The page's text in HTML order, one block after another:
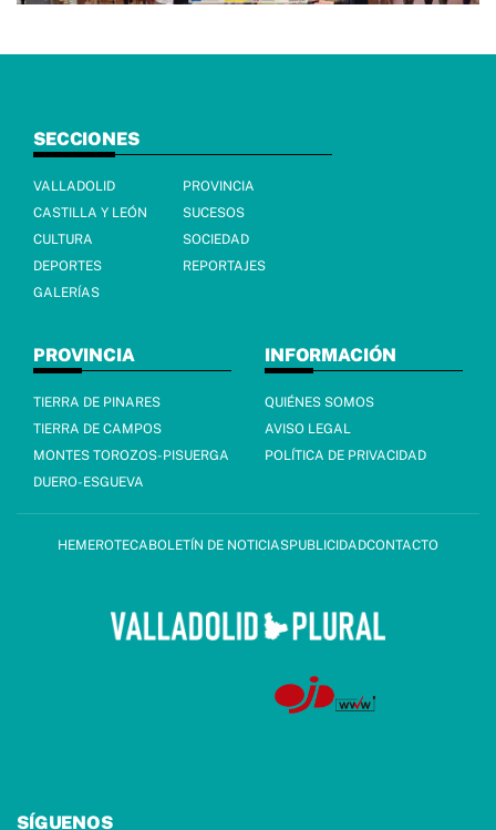
SECCIONES
VALLADOLID
PROVINCIA
CASTILLA Y LEÓN
SUCESOS
CULTURA
SOCIEDAD
DEPORTES
REPORTAJES
GALERÍAS
PROVINCIA
TIERRA DE PINARES
TIERRA DE CAMPOS
MONTES TOROZOS-PISUERGA
DUERO-ESGUEVA
INFORMACIÓN
QUIÉNES SOMOS
AVISO LEGAL
POLÍTICA DE PRIVACIDAD
HEMEROTECABOLETÍN DE NOTICIASPUBLICIDADCONTACTO
SÍGUENOS